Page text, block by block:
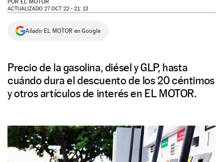
NEWSLETTER
POR EL MOTOR
ACTUALIZADO 27 OCT 22 - 21: 13
Añadir EL MOTOR en Google
Precio de la gasolina, diésel y GLP, hasta
cuándo dura el descuento de los 20 céntimos
y otros artículos de interés en EL MOTOR.